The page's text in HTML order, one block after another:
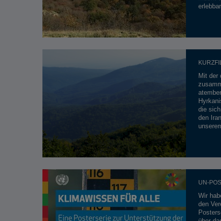
Mit der
die
den
UN-
Wir
den